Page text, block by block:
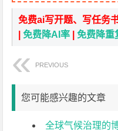
免费ai写开题、写任务
|免费降AI率 |免费降重
PREVIOUS
您可能感兴趣的文章
全球气候治理的博弈